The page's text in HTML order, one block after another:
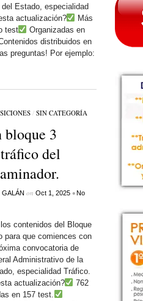
Estado, especialidad
actualización?
Más
test
Organizadas en
distribuidos en
preguntas! Por ejemplo:
/ SIN CATEGORÍ­A
3
del
GALÁN on Oct 1, 2025 •No
contenidos del Bloque
para que comiences con
convocatoria de
Administrativo de la
especialidad Tráfico.
actualización?
762
en 157 test.